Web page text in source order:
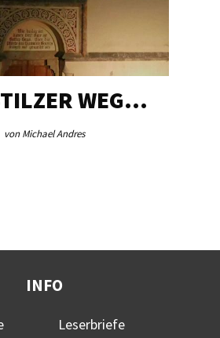
WEG…
von Michael Andres
INFO
Leserbriefe